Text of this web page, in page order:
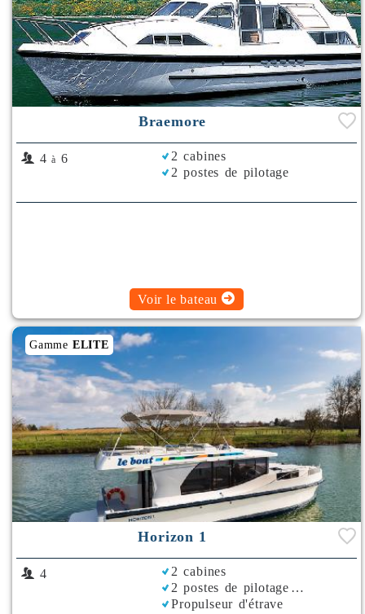
Braemore
4 à 6
2 cabines
2 postes de pilotage
Voir le bateau
Gamme ELITE
Horizon 1
4
2 cabines
2 postes de pilotage
Propulseur d'étrave